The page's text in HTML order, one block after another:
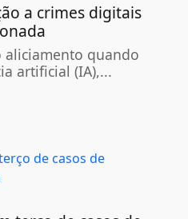
a crimes digitais
aliciamento quando
artificial (IA),...